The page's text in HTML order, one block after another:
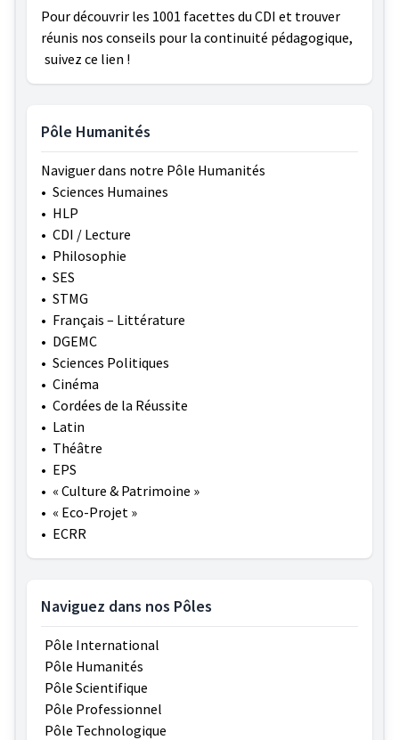
Pour découvrir les 1001 facettes du CDI et trouver
réunis nos conseils pour la continuité pédagogique,
suivez ce lien !
Pôle Humanités
Naviguer dans notre Pôle Humanités
• Sciences Humaines
• HLP
• CDI / Lecture
• Philosophie
• SES
• STMG
• Français – Littérature
• DGEMC
• Sciences Politiques
• Cinéma
• Cordées de la Réussite
• Latin
• Théâtre
• EPS
• « Culture & Patrimoine »
• « Eco-Projet »
• ECRR
Naviguez dans nos Pôles
Pôle International
Pôle Humanités
Pôle Scientifique
Pôle Professionnel
Pôle Technologique